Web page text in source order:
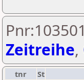
Zeitreihe,
tnr St